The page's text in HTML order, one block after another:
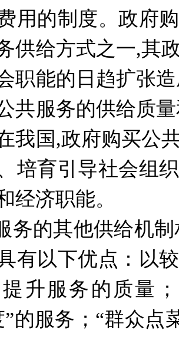
用的制度。政府
供给方式之一,其
职能的日趋扩张
共服务的供给质
我国,政府购买公
培育引导社会组
经济职能。
务的其他供给机
有以下优点：以
升服务的质量
”的服务；“群众点